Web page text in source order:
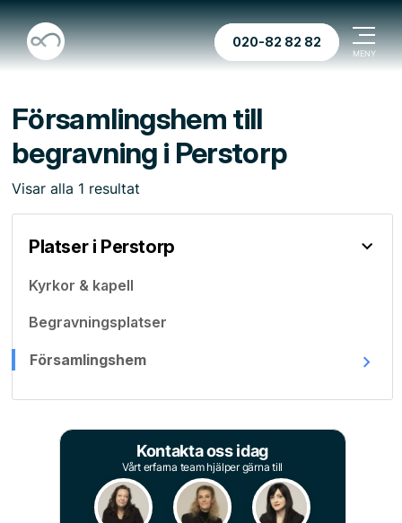
020-82 82 82
Församlingshem till
begravning i Perstorp
Visar alla 1 resultat
Platser i Perstorp
Kyrkor & kapell
Begravningsplatser
Församlingshem
Kontakta oss idag
Vårt erfarna team hjälper gärna till